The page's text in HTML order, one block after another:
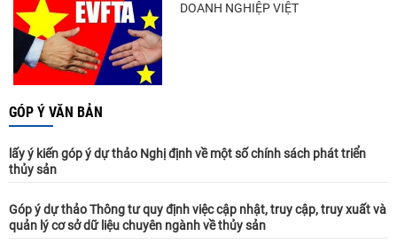
DOANH NGHIỆP VIỆT
GÓP Ý VĂN BẢN
lấy ý kiến góp ý dự thảo Nghị định về một số chính sách phát triển
thủy sản
Góp ý dự thảo Thông tư quy định việc cập nhật, truy cập, truy xuất và
quản lý cơ sở dữ liệu chuyên ngành về thủy sản